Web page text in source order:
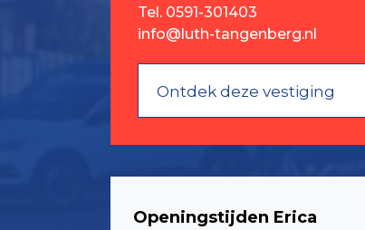
Tel. 0591-301403
info@luth-tangenberg.nl
Ontdek deze vestiging
Openingstijden Erica